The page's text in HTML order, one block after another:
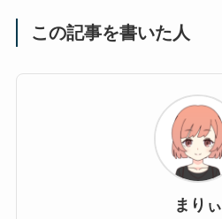
この記事を書いた人
まりぃ